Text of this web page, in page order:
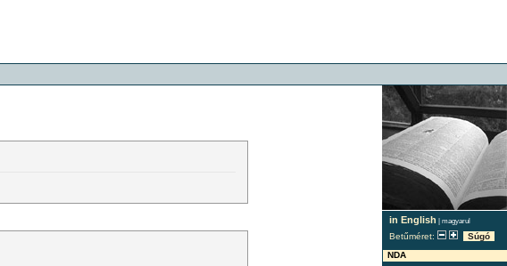
in English | magyarul
Betűméret:
Súgó
NDA